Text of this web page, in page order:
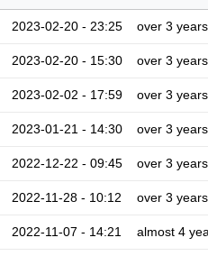
2023-02-20 - 23:25 over 3 years
2023-02-20 - 15:30 over 3 years
2023-02-02 - 17:59 over 3 years
2023-01-21 - 14:30 over 3 years
2022-12-22 - 09:45 over 3 years
2022-11-28 - 10:12 over 3 years
2022-11-07 - 14:21 almost 4